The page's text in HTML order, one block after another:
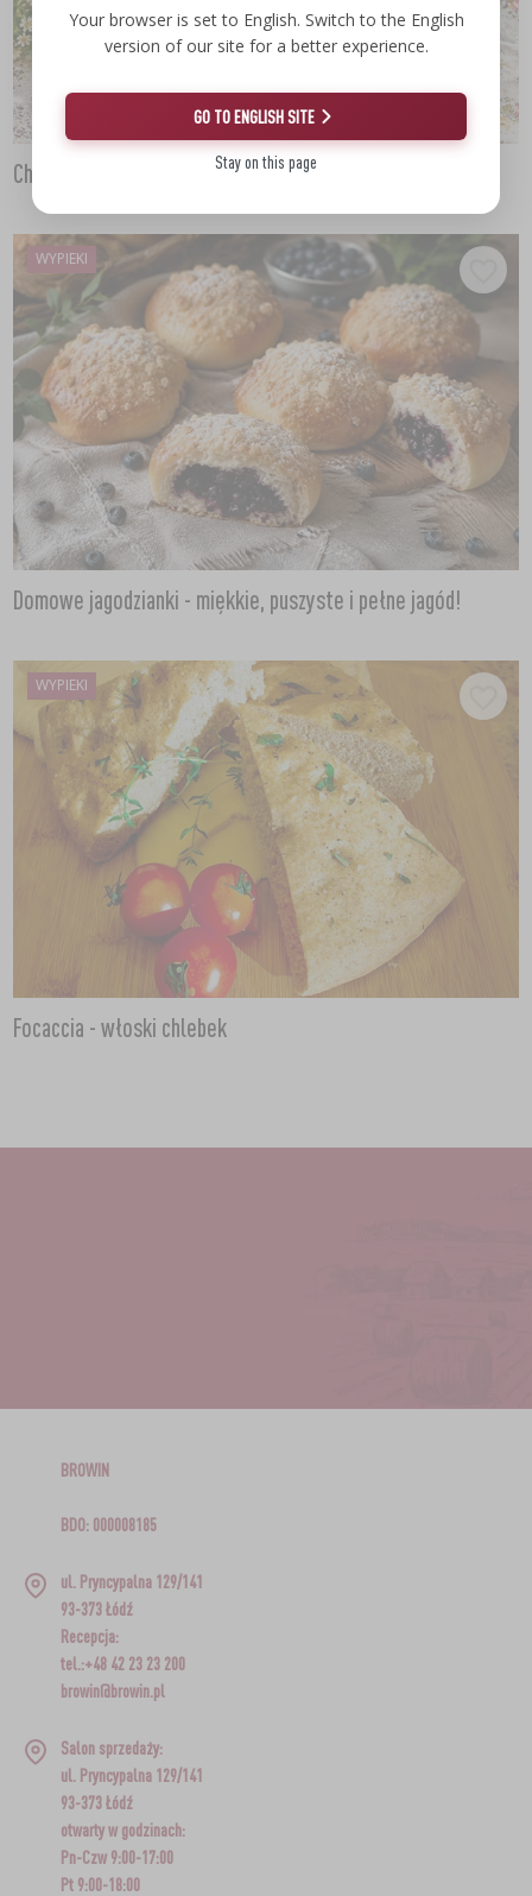
Chleb twarogowy
WYPIEKI
Domowe jagodzianki - miękkie, puszyste i pełne jagód!
WYPIEKI
Focaccia - włoski chlebek
Your browser is set to English. Switch to the English
version of our site for a better experience.
GO TO ENGLISH SITE
Stay on this page
BROWIN
BDO: 000008185
ul. Pryncypalna 129/141
93-373 Łódź
Recepcja:
tel.:+48 42 23 23 200
browin@browin.pl
Salon sprzedaży:
ul. Pryncypalna 129/141
93-373 Łódź
otwarty w godzinach:
Pn-Czw 9:00-17:00
Pt 9:00-18:00